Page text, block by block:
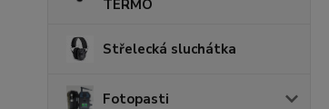
TERMO
Střelecká sluchátka
Fotopasti